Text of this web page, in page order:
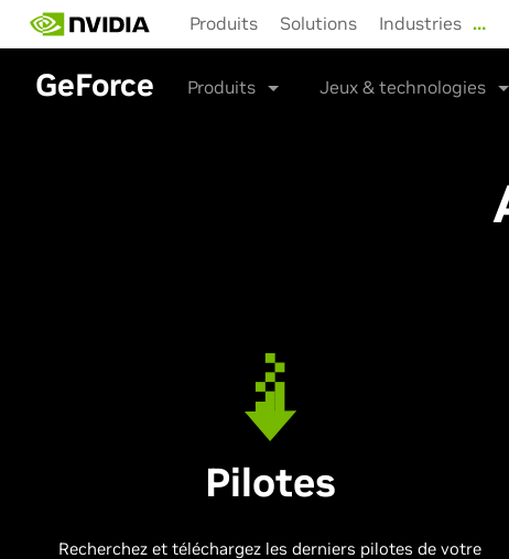
main
content
Produits Solutions Industries …
GeForce Produits Jeux & technologies
Pilotes
Recherchez et téléchargez les derniers pilotes de votre